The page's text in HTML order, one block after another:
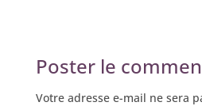
Poster le
Votre adresse e-mail ne sera